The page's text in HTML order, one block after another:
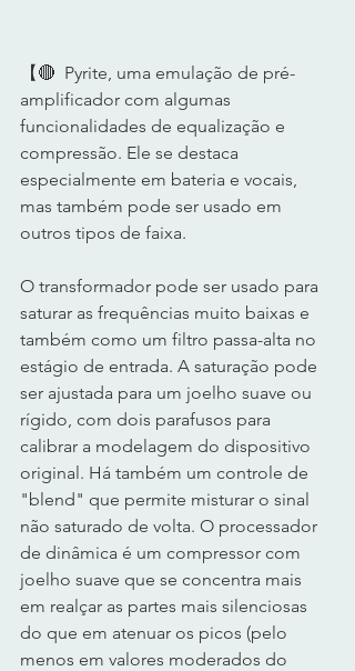
【🔴  Pyrite, uma emulação de pré-
amplificador com algumas
funcionalidades de equalização e
compressão. Ele se destaca
especialmente em bateria e vocais,
mas também pode ser usado em
outros tipos de faixa.
O transformador pode ser usado para
saturar as frequências muito baixas e
também como um filtro passa-alta no
estágio de entrada. A saturação pode
ser ajustada para um joelho suave ou
rígido, com dois parafusos para
calibrar a modelagem do dispositivo
original. Há também um controle de
"blend" que permite misturar o sinal
não saturado de volta. O processador
de dinâmica é um compressor com
joelho suave que se concentra mais
em realçar as partes mais silenciosas
do que em atenuar os picos (pelo
menos em valores moderados do